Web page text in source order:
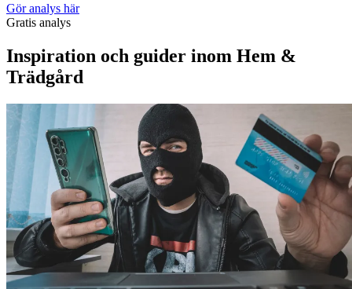
Gör analys här
Gratis analys
Inspiration och guider inom Hem &
Trädgård